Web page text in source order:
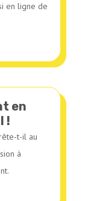
en ligne de
en
!
t-il au
à